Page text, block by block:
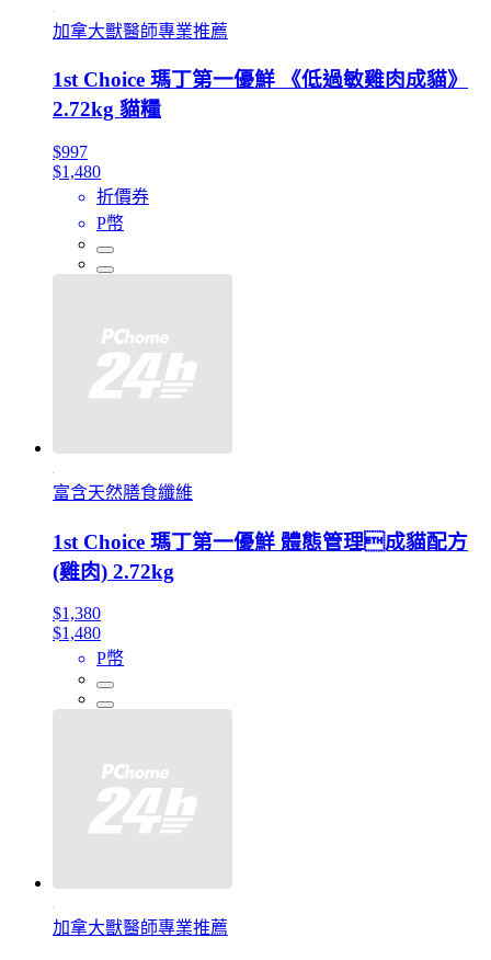
加拿大獸醫師專業推薦
1st Choice 瑪丁第一優鮮 《低過敏雞肉成貓》
2.72kg 貓糧
$997
$1,480
折價券
P幣
富含天然膳食纖維
1st Choice 瑪丁第一優鮮 體態管理成貓配方
(雞肉) 2.72kg
$1,380
$1,480
P幣
加拿大獸醫師專業推薦